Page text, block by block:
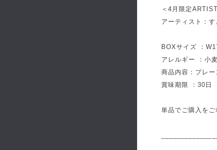
＜4月限定
アーティスト：
BOXサイズ ：
アレルギー ：小
商品内容：プレ
賞味期限 ：30日
単品でご購入を